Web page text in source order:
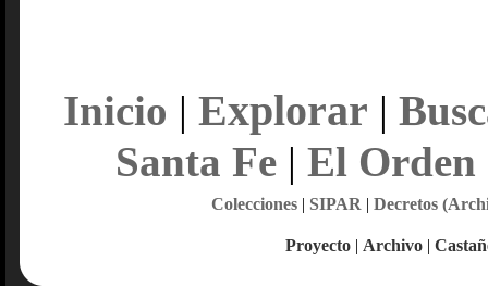
Inicio | Explorar |
Santa Fe| El Orden
Colecciones| SIPAR | Decretos
Proyecto | Archivo |